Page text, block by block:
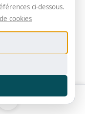
ci-dessous.
cookies